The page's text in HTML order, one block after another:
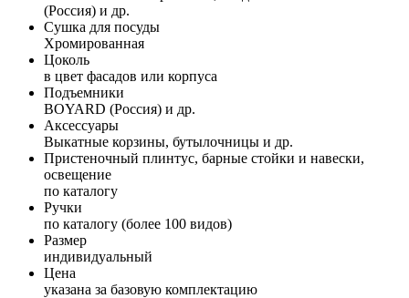
(Россия) и др.
Сушка для посуды
Хромированная
Цоколь
в цвет фасадов или корпуса
Подъемники
BOYARD (Россия) и др.
Аксессуары
Выкатные корзины, бутылочницы и др.
Пристеночный плинтус, барные стойки и навески,
освещение
по каталогу
Ручки
по каталогу (более 100 видов)
Размер
индивидуальный
Цена
указана за базовую комплектацию